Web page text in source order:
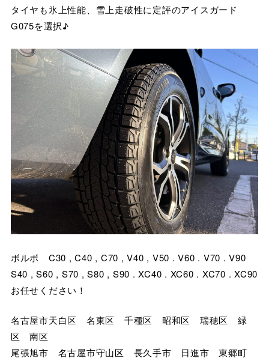
タイヤも氷上性能、雪上走破性に定評のアイスガード
G075を選択♪
ボルボ C30 , C40 , C70 , V40 , V50 . V60 . V70 . V90
S40 , S60 , S70 , S80 , S90 . XC40 . XC60 . XC70 . XC90
お任せください！
名古屋市天白区 名東区 千種区 昭和区 瑞穂区 緑
区 南区
尾張旭市 名古屋市守山区 長久手市 日進市 東郷町